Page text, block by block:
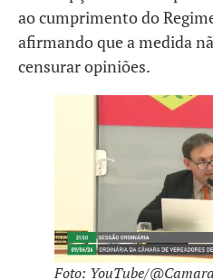
ao cumprimento do
afirmando que a medida
censurar opiniões.
Foto: YouTube/